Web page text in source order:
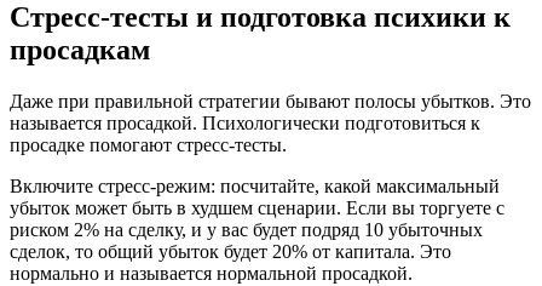
Стресс-тесты и подготовка психики к
просадкам
Даже при правильной стратегии бывают полосы убытков. Это
называется просадкой. Психологически подготовиться к
просадке помогают стресс-тесты.
Включите стресс-режим: посчитайте, какой максимальный
убыток может быть в худшем сценарии. Если вы торгуете с
риском 2% на сделку, и у вас будет подряд 10 убыточных
сделок, то общий убыток будет 20% от капитала. Это
нормально и называется нормальной просадкой.